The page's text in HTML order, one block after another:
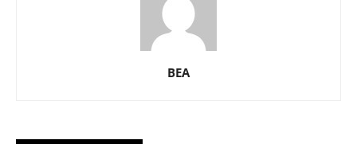
BEA